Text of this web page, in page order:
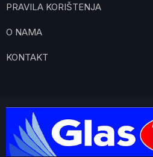
PRAVILA KORIŠTENJA
O NAMA
KONTAKT